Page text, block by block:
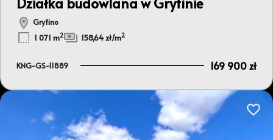
Gryfino
1 071 m2 158,64 zł/m2
KNG-GS-11889 169 900 zł